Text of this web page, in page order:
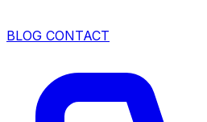
BLOG CONTACT